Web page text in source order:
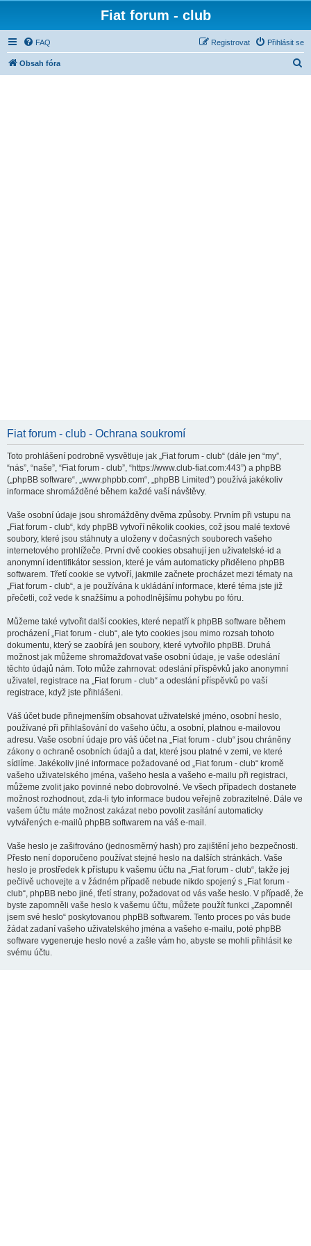
Fiat forum - club
FAQ Přihlásit se
Registrovat
Obsah fóra
Fiat forum - club - Ochrana soukromí
Toto prohlášení podrobně vysvětluje jak „Fiat forum - club“ (dále jen “my”,
“nás”, “naše”, “Fiat forum - club”, “https://www.club-fiat.com:443”) a phpBB
(„phpBB software“, „www.phpbb.com“, „phpBB Limited“) používá jakékoliv
informace shromážděné během každé vaší návštěvy.
Vaše osobní údaje jsou shromážděny dvěma způsoby. Prvním při vstupu na
„Fiat forum - club“, kdy phpBB vytvoří několik cookies, což jsou malé textové
soubory, které jsou stáhnuty a uloženy v dočasných souborech vašeho
internetového prohlížeče. První dvě cookies obsahují jen uživatelské-id a
anonymní identifikátor session, které je vám automaticky přiděleno phpBB
softwarem. Třetí cookie se vytvoří, jakmile začnete procházet mezi tématy na
„Fiat forum - club“, a je používána k ukládání informace, které téma jste již
přečetli, což vede k snažšímu a pohodlnějšímu pohybu po fóru.
Můžeme také vytvořit další cookies, které nepatří k phpBB software během
procházení „Fiat forum - club“, ale tyto cookies jsou mimo rozsah tohoto
dokumentu, který se zaobírá jen soubory, které vytvořilo phpBB. Druhá
možnost jak můžeme shromažďovat vaše osobní údaje, je vaše odeslání
těchto údajů nám. Toto může zahrnovat: odeslání příspěvků jako anonymní
uživatel, registrace na „Fiat forum - club“ a odeslání příspěvků po vaší
registrace, když jste přihlášeni.
Váš účet bude přinejmenším obsahovat uživatelské jméno, osobní heslo,
používané při přihlašování do vašeho účtu, a osobní, platnou e-mailovou
adresu. Vaše osobní údaje pro váš účet na „Fiat forum - club“ jsou chráněny
zákony o ochraně osobních údajů a dat, které jsou platné v zemi, ve které
sídlíme. Jakékoliv jiné informace požadované od „Fiat forum - club“ kromě
vašeho uživatelského jména, vašeho hesla a vašeho e-mailu při registraci,
můžeme zvolit jako povinné nebo dobrovolné. Ve všech případech dostanete
možnost rozhodnout, zda-li tyto informace budou veřejně zobrazitelné. Dále ve
vašem účtu máte možnost zakázat nebo povolit zasílání automaticky
vytvářených e-mailů phpBB softwarem na váš e-mail.
Vaše heslo je zašifrováno (jednosměrný hash) pro zajištění jeho bezpečnosti.
Přesto není doporučeno používat stejné heslo na dalších stránkách. Vaše
heslo je prostředek k přístupu k vašemu účtu na „Fiat forum - club“, takže jej
pečlivě uchovejte a v žádném případě nebude nikdo spojený s „Fiat forum -
club“, phpBB nebo jiné, třetí strany, požadovat od vás vaše heslo. V případě, že
byste zapomněli vaše heslo k vašemu účtu, můžete použít funkci „Zapomněl
jsem své heslo“ poskytovanou phpBB softwarem. Tento proces po vás bude
žádat zadaní vašeho uživatelského jména a vašeho e-mailu, poté phpBB
software vygeneruje heslo nové a zašle vám ho, abyste se mohli přihlásit ke
svému účtu.